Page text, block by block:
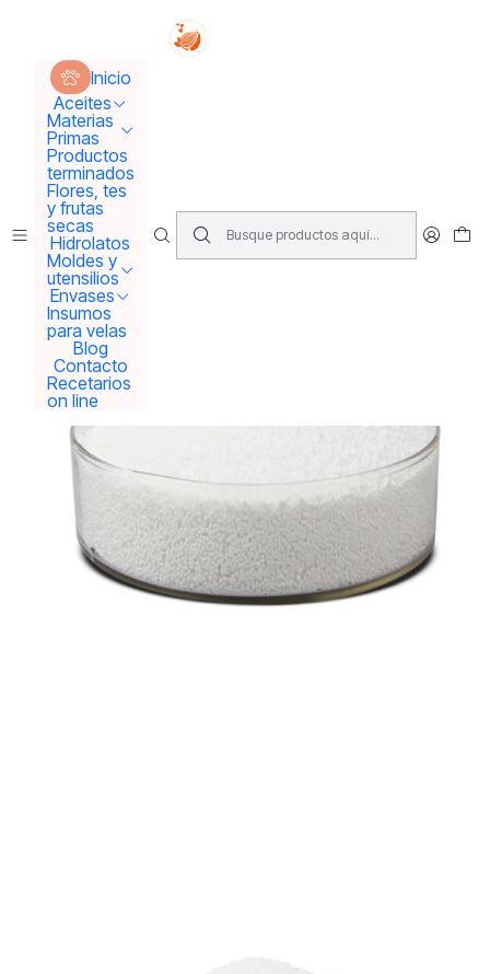
Inicio
Aceites
Materias
Primas
Productos
terminados
Flores, tes
y frutas
secas
Hidrolatos
Moldes y
utensilios
Envases
Insumos
para velas
Blog
Contacto
Recetarios
on line
Tus sueños se concretan aquí !!!
Inicio Materias Primas